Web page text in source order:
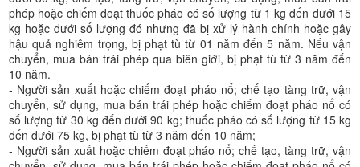
phép hoặc chiếm đoạt thuốc pháo có số lượng từ 1 kg đến dưới 15
kg hoặc dưới số lượng đó nhưng đã bị xử lý hành chính hoặc gây
hậu quả nghiêm trọng, bị phạt tù từ 01 năm đến 5 năm. Nếu vận
chuyển, mua bán trái phép qua biên giới, bị phạt tù từ 3 năm đến
10 năm.
- Người sản xuất hoặc chiếm đoạt pháo nổ; chế tạo tàng trữ, vận
chuyển, sử dụng, mua bán trái phép hoặc chiếm đoạt pháo nổ có
số lượng từ 30 kg đến dưới 90 kg; thuốc pháo có số lượng từ 15 kg
đến dưới 75 kg, bị phạt tù từ 3 năm đến 10 năm;
- Người sản xuất hoặc chiếm đoạt pháo nổ; chế tạo, tàng trữ, vận